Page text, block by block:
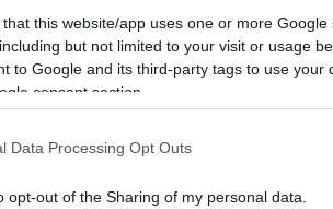
that this website/app uses one or more
but not limited to your visit or usage
to Google and its third-party tags to use your
consent section.
Data Processing Opt Outs
opt-out of the Sharing of my personal data.
σταμάτησαν την κινεζική
Την έσπρωξαν προς μια